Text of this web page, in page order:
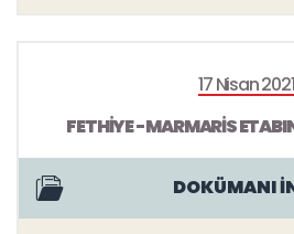
17 Nisan 2021
FETHİYE - MARMARİS
DOKÜMANI